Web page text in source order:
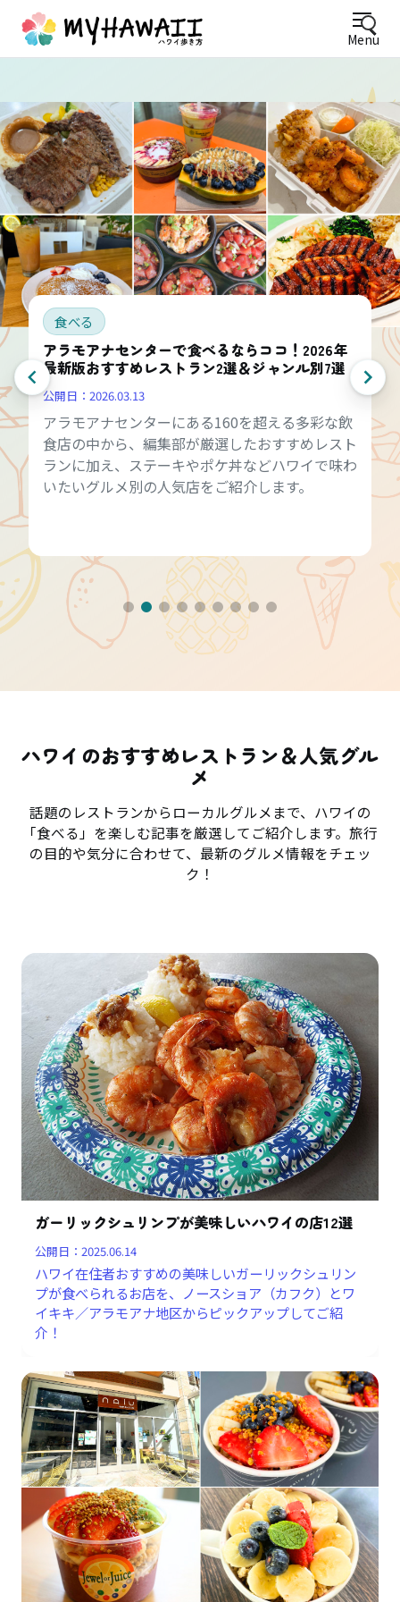
Menu
食べる
アラモアナセンターで食べるならココ！2026年
最新版おすすめレストラン2選＆ジャンル別7選
公開日： 2026.03.13
アラモアナセンターにある160を超える多彩な飲
食店の中から、編集部が厳選したおすすめレスト
ランに加え、ステーキやポケ丼などハワイで味わ
いたいグルメ別の人気店をご紹介します。
ハワイのおすすめレストラン＆人気グル
メ
話題のレストランからローカルグルメまで、ハワイの
「食べる」を楽しむ記事を厳選してご紹介します。旅行
の目的や気分に合わせて、最新のグルメ情報をチェッ
ク！
ガーリックシュリンプが美味しいハワイの店12選
公開日：2025.06.14
ハワイ在住者おすすめの美味しいガーリックシュリン
プが食べられるお店を、ノースショア（カフク）とワ
イキキ／アラモアナ地区からピックアップしてご紹
介！